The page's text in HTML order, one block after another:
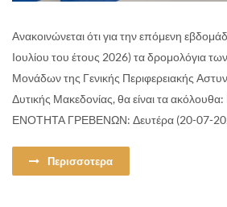
Ανακοινώνεται ότι για την επόμενη
Ιουλίου του έτους 2026) τα δρομολόγια
Μονάδων της Γενικής Περιφερειακής
Δυτικής Μακεδονίας, θα είναι τα
ΕΝΟΤΗΤΑ ΓΡΕΒΕΝΩΝ: Δευτέρα (20-07-
Περισσοτερα